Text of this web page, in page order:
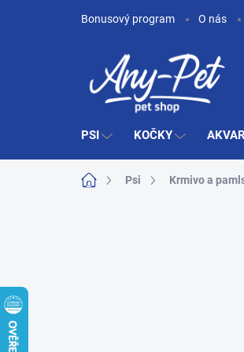
Bonusový program O nás
PSI KOČKY
Domů Psi Krmivo a